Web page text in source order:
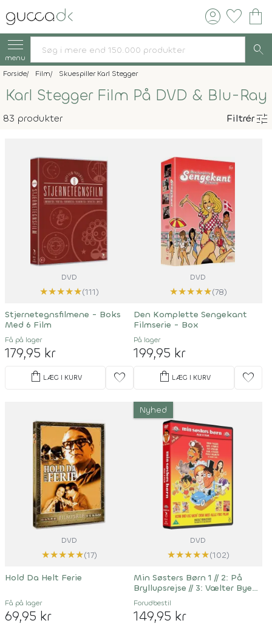
account_circle favorite shopping_bag
menu search
Forside Film Skuespiller Karl Stegger
Karl Stegger Film På DVD & Blu-Ray
83 produkter Filtrértune
DVD
★★★★★(111)
Stjernetegnsfilmene - Boks
Med 6 Film
Få på lager
179,95 kr
shopping_bag LÆG I KURV favorite
DVD
★★★★★(78)
Den Komplette Sengekant
Filmserie - Box
På lager
199,95 kr
shopping_bag LÆG I KURV favorite
DVD
★★★★★(17)
Hold Da Helt Ferie
Få på lager
69,95 kr
Nyhed
DVD
★★★★★(102)
Min Søsters Børn 1 // 2: På
Bryllupsrejse // 3: Vælter Byen
// 4: Når De Er Værst
Forudbestil
149,95 kr